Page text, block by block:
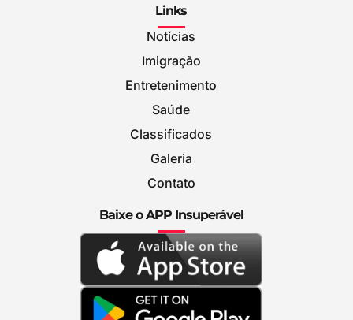
Links
Notícias
Imigração
Entretenimento
Saúde
Classificados
Galeria
Contato
Baixe o APP Insuperável